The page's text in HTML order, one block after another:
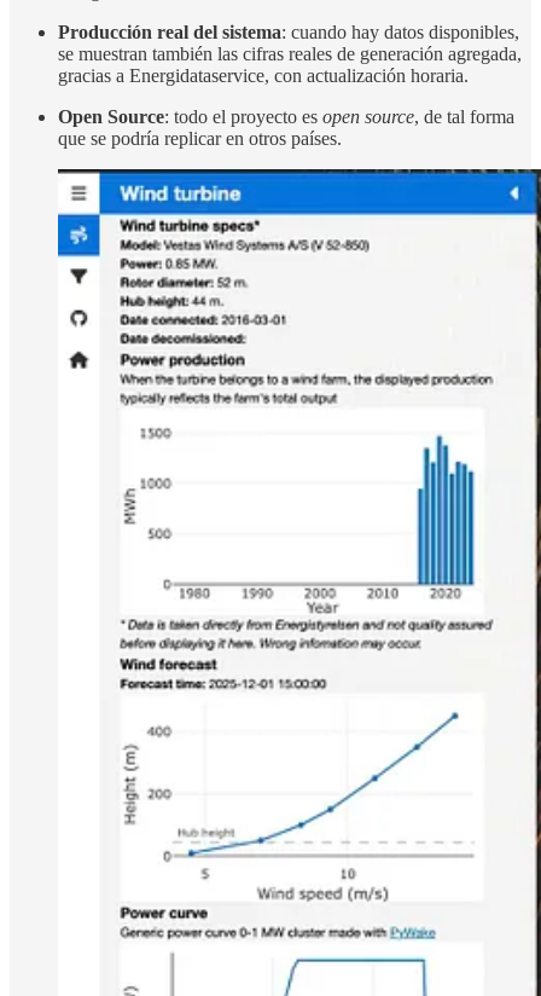
Producción real del sistema: cuando hay datos disponibles,
se muestran también las cifras reales de generación agregada,
gracias a Energidataservice, con actualización horaria.
Open Source: todo el proyecto es open source, de tal forma
que se podría replicar en otros países.